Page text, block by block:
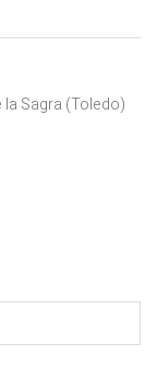
Sagra (Toledo)